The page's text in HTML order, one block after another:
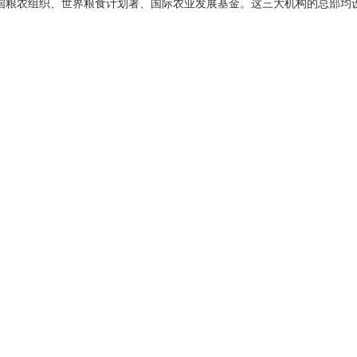
农组织、世界粮食计划署、国际农业发展基金。这三大机构的总部均